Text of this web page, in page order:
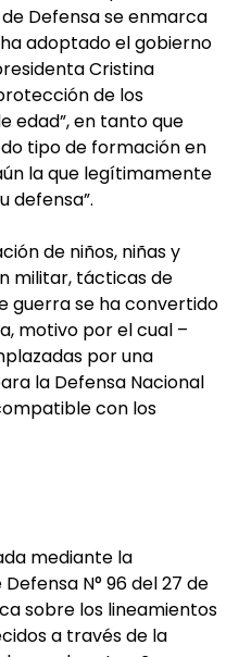
Defensa se enmarca
adoptado el gobierno
Cristina
de los
edad”, en tanto que
tipo de formación en
la que legítimamente
defensa”.
de niños, niñas y
militar, tácticas de
guerra se ha convertido
motivo por el cual –
por una
la Defensa Nacional
con los
mediante la
N° 96 del 27 de
sobre los lineamientos
a través de la